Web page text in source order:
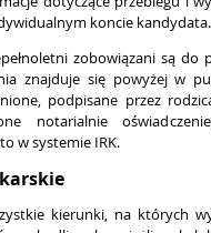
koncie kandydata.
zobowiązani są do
znajduje się powyżej w
podpisane przez
notarialnie
w systemie IRK.
kierunki, na których